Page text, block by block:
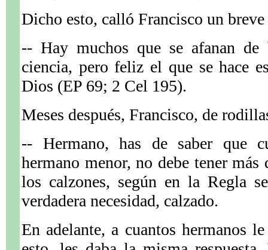
Dicho esto, calló Francisco un
-- Hay muchos que se afanan
ciencia, pero feliz el que se hace
Dios (EP 69; 2 Cel 195).
Meses después, Francisco, de
-- Hermano, has de saber que
hermano menor, no debe tener
los calzones, según en la Regla
verdadera necesidad, calzado.
En adelante, a cuantos hermanos